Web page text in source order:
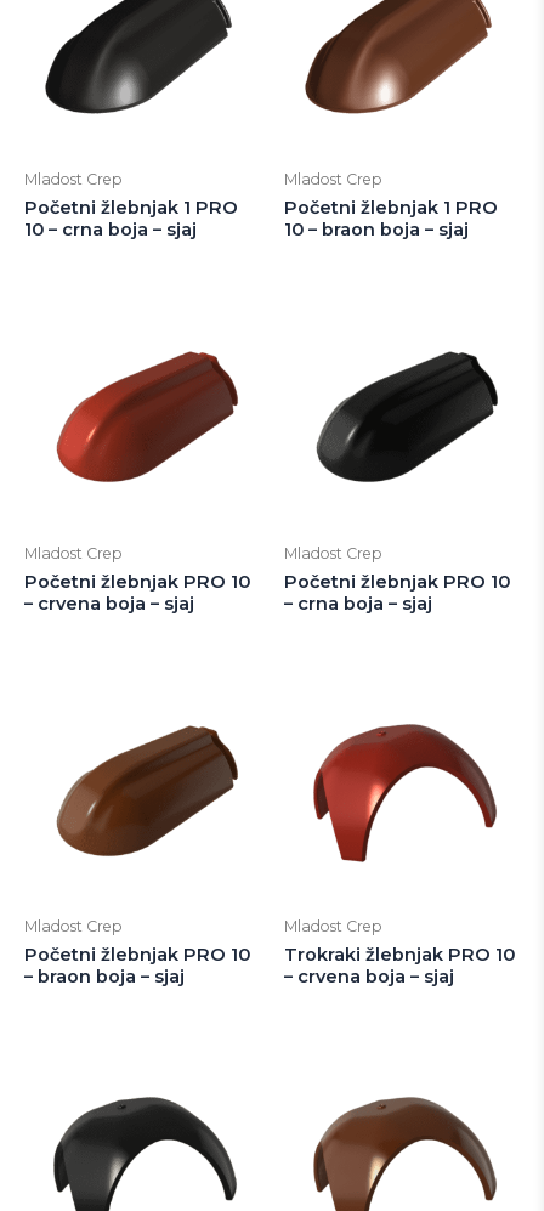
Mladost Crep
Početni žlebnjak 1 PRO
10 – crna boja – sjaj
Mladost Crep
Početni žlebnjak 1 PRO
10 – braon boja – sjaj
Mladost Crep
Početni žlebnjak PRO 10
– crvena boja – sjaj
Mladost Crep
Početni žlebnjak PRO 10
– crna boja – sjaj
Mladost Crep
Početni žlebnjak PRO 10
– braon boja – sjaj
Mladost Crep
Trokraki žlebnjak PRO 10
– crvena boja – sjaj